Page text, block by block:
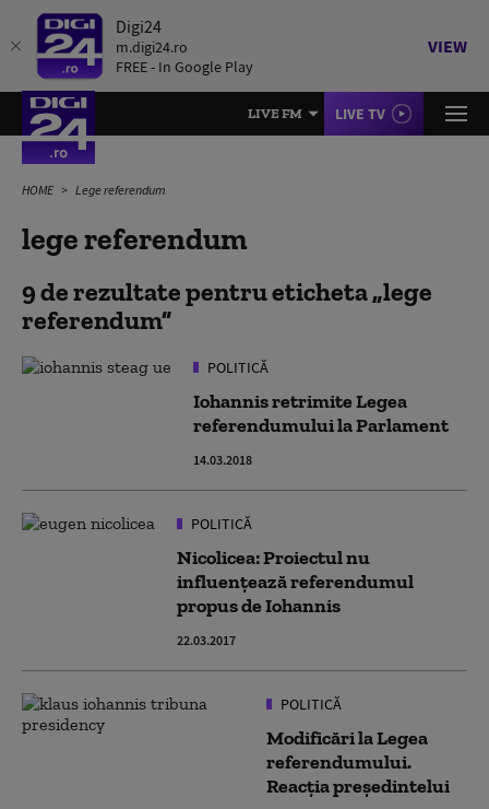
Digi24
m.digi24.ro
FREE - In Google Play
VIEW
LIVE FM LIVE TV
HOME Lege referendum
lege referendum
9 de rezultate pentru eticheta lege
referendum
POLITICĂ
Iohannis retrimite Legea
referendumului la Parlament
14.03.2018
POLITICĂ
Nicolicea: Proiectul nu
influenţează referendumul
propus de Iohannis
22.03.2017
POLITICĂ
Modificări la Legea
referendumului.
Reacția președintelui